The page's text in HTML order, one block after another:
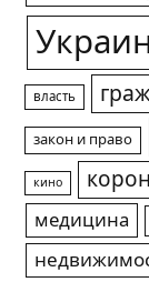
власть
закон и право
кино
медицина